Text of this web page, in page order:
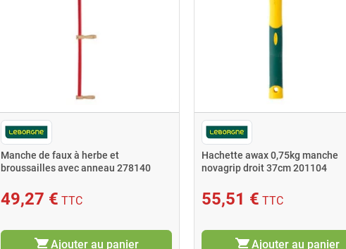
Manche de faux à herbe et
broussailles avec anneau 278140
49,27 € TTC
shopping_cartAjouter au panier
Hachette awax 0,75kg manche
novagrip droit 37cm 201104
55,51 € TTC
shopping_cartAjouter au panier